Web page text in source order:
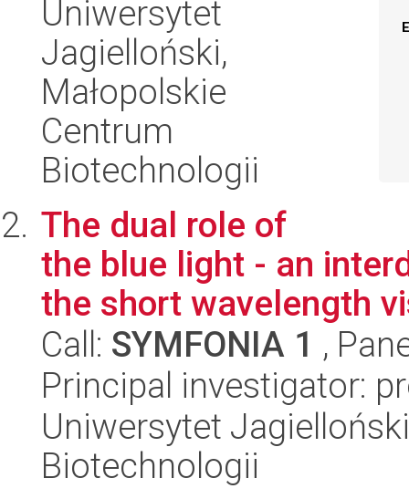
Uniwersytet
Jagielloński,
Małopolskie
Centrum
Biotechnologii
The dual role of
the blue light - an
the short wavelength
Call: SYMFONIA 1 ,
Principal investigator:
Uniwersytet
Biotechnologii